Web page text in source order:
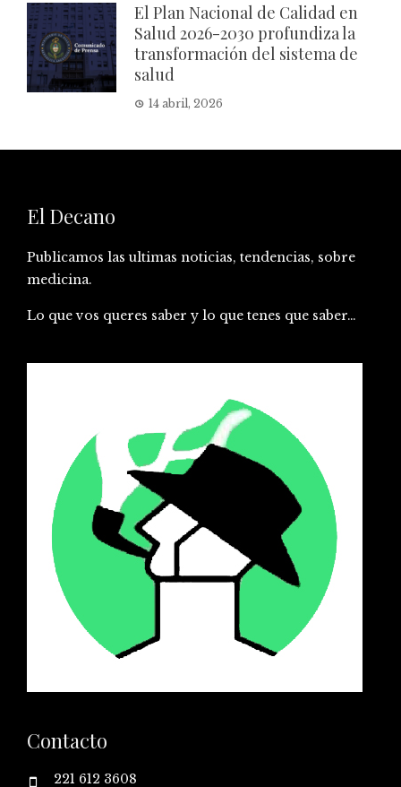
El Plan Nacional de Calidad en
Salud 2026-2030 profundiza la
transformación del sistema de
salud
14 abril, 2026
El Decano
Publicamos las ultimas noticias, tendencias, sobre
medicina.
Lo que vos queres saber y lo que tenes que saber…
Contacto
221 612 3608